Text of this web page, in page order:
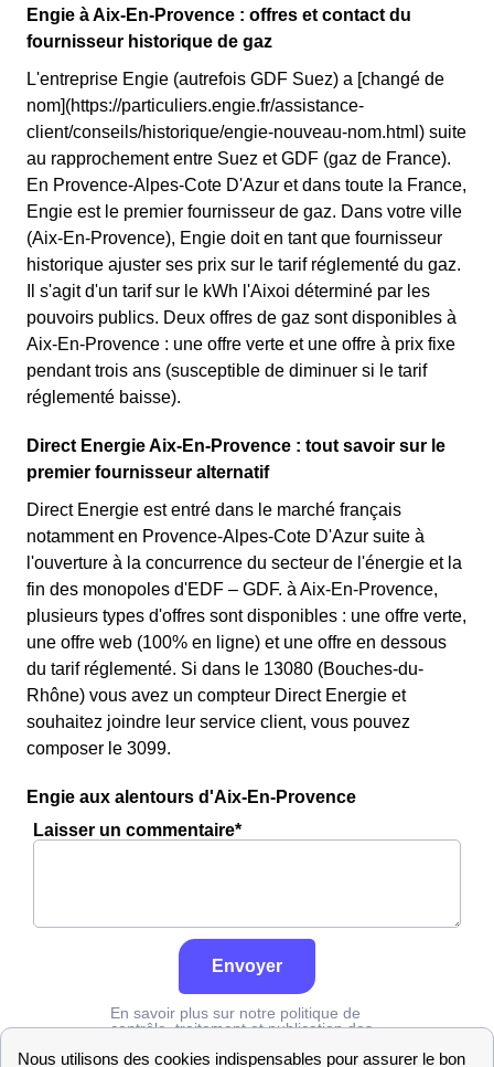
Engie à Aix-En-Provence : offres et contact du
fournisseur historique de gaz
L'entreprise Engie (autrefois GDF Suez) a [changé de
nom](https://particuliers.engie.fr/assistance-
client/conseils/historique/engie-nouveau-nom.html) suite
au rapprochement entre Suez et GDF (gaz de France).
En Provence-Alpes-Cote D'Azur et dans toute la France,
Engie est le premier fournisseur de gaz. Dans votre ville
(Aix-En-Provence), Engie doit en tant que fournisseur
historique ajuster ses prix sur le tarif réglementé du gaz.
Il s'agit d'un tarif sur le kWh l'Aixoi déterminé par les
pouvoirs publics. Deux offres de gaz sont disponibles à
Aix-En-Provence : une offre verte et une offre à prix fixe
pendant trois ans (susceptible de diminuer si le tarif
réglementé baisse).
Direct Energie Aix-En-Provence : tout savoir sur le
premier fournisseur alternatif
Direct Energie est entré dans le marché français
notamment en Provence-Alpes-Cote D'Azur suite à
l'ouverture à la concurrence du secteur de l'énergie et la
fin des monopoles d'EDF – GDF. à Aix-En-Provence,
plusieurs types d'offres sont disponibles : une offre verte,
une offre web (100% en ligne) et une offre en dessous
du tarif réglementé. Si dans le 13080 (Bouches-du-
Rhône) vous avez un compteur Direct Energie et
souhaitez joindre leur service client, vous pouvez
composer le 3099.
Engie aux alentours d'Aix-En-Provence
Laisser un commentaire*
Envoyer
En savoir plus sur notre politique de
contrôle, traitement et publication des